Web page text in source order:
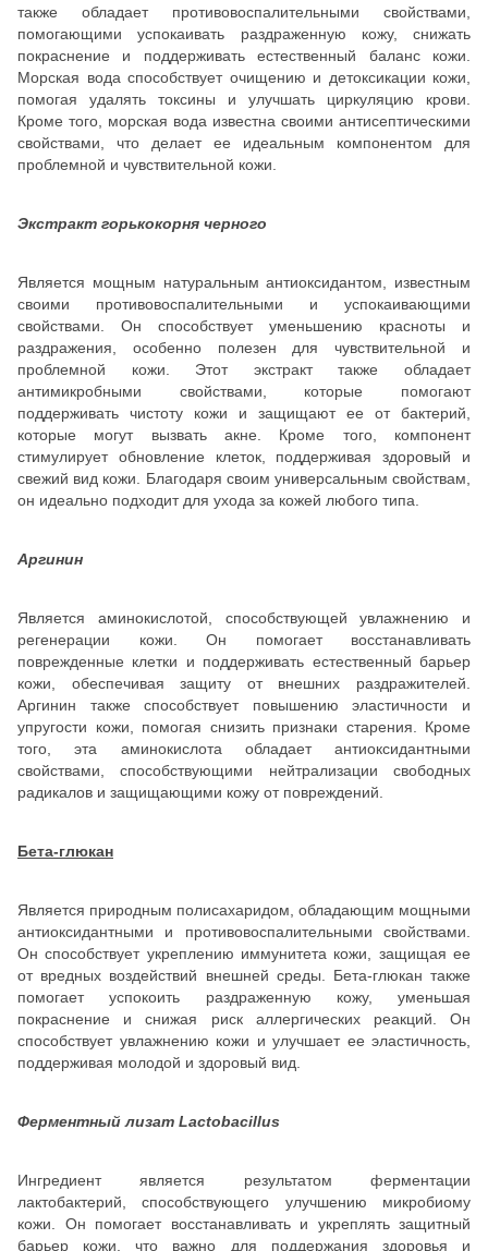
также обладает противовоспалительными свойствами,
помогающими успокаивать раздраженную кожу, снижать
покраснение и поддерживать естественный баланс кожи.
Морская вода способствует очищению и детоксикации кожи,
помогая удалять токсины и улучшать циркуляцию крови.
Кроме того, морская вода известна своими антисептическими
свойствами, что делает ее идеальным компонентом для
проблемной и чувствительной кожи.
Экстракт горькокорня черного
Является мощным натуральным антиоксидантом, известным
своими противовоспалительными и успокаивающими
свойствами. Он способствует уменьшению красноты и
раздражения, особенно полезен для чувствительной и
проблемной кожи. Этот экстракт также обладает
антимикробными свойствами, которые помогают
поддерживать чистоту кожи и защищают ее от бактерий,
которые могут вызвать акне. Кроме того, компонент
стимулирует обновление клеток, поддерживая здоровый и
свежий вид кожи. Благодаря своим универсальным свойствам,
он идеально подходит для ухода за кожей любого типа.
Аргинин
Является аминокислотой, способствующей увлажнению и
регенерации кожи. Он помогает восстанавливать
поврежденные клетки и поддерживать естественный барьер
кожи, обеспечивая защиту от внешних раздражителей.
Аргинин также способствует повышению эластичности и
упругости кожи, помогая снизить признаки старения. Кроме
того, эта аминокислота обладает антиоксидантными
свойствами, способствующими нейтрализации свободных
радикалов и защищающими кожу от повреждений.
Бета-глюкан
Является природным полисахаридом, обладающим мощными
антиоксидантными и противовоспалительными свойствами.
Он способствует укреплению иммунитета кожи, защищая ее
от вредных воздействий внешней среды. Бета-глюкан также
помогает успокоить раздраженную кожу, уменьшая
покраснение и снижая риск аллергических реакций. Он
способствует увлажнению кожи и улучшает ее эластичность,
поддерживая молодой и здоровый вид.
Ферментный лизат Lactobacillus
Ингредиент является результатом ферментации
лактобактерий, способствующего улучшению микробиому
кожи. Он помогает восстанавливать и укреплять защитный
барьер кожи, что важно для поддержания здоровья и